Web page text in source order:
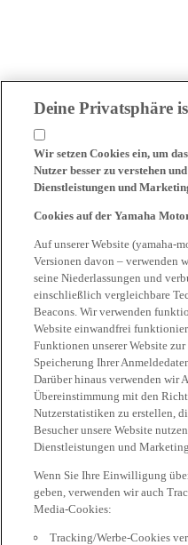
Deine Privatsphäre
Wir setzen Cookies ein, um
Nutzer besser zu verstehen
Dienstleistungen und
Cookies auf der Yamaha
Auf unserer Website (yamaha-
Versionen davon – verwenden
seine Niederlassungen und
einschließlich vergleichbare
Beacons. Wir verwenden
Website einwandfrei
Funktionen unserer Website
Speicherung Ihrer
Darüber hinaus verwenden wir
Übereinstimmung mit den
Nutzerstatistiken zu erstellen,
Besucher unsere Website
Dienstleistungen und
Wenn Sie Ihre Einwilligung
geben, verwenden wir auch
Media-Cookies:
Tracking/Werbe-Cookies